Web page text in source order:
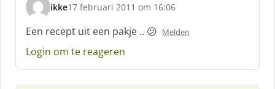
ikke
s
c
h
r
17 februari 2011 om 16:06
Een recept uit een pakje .. 😕 Melden
Login om te reageren